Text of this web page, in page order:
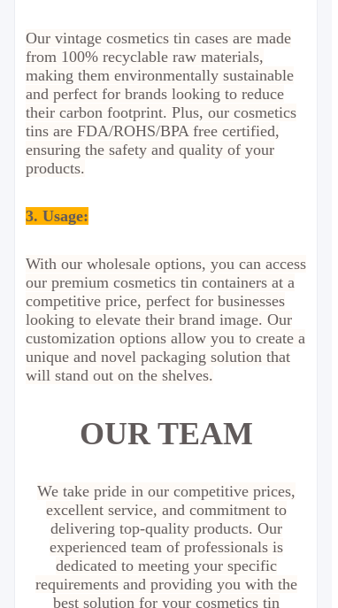
Our vintage cosmetics tin cases are made
from 100% recyclable raw materials,
making them environmentally sustainable
and perfect for brands looking to reduce
their carbon footprint. Plus, our cosmetics
tins are FDA/ROHS/BPA free certified,
ensuring the safety and quality of your
products.
3. Usage:
With our wholesale options, you can access
our premium cosmetics tin containers at a
competitive price, perfect for businesses
looking to elevate their brand image. Our
customization options allow you to create a
unique and novel packaging solution that
will stand out on the shelves.
OUR TEAM
We take pride in our competitive prices,
excellent service, and commitment to
delivering top-quality products. Our
experienced team of professionals is
dedicated to meeting your specific
requirements and providing you with the
best solution for your cosmetics tin